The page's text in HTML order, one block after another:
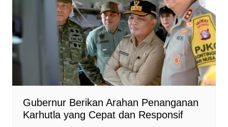
Gubernur Berikan Arahan Penanganan
Karhutla yang Cepat dan Responsif